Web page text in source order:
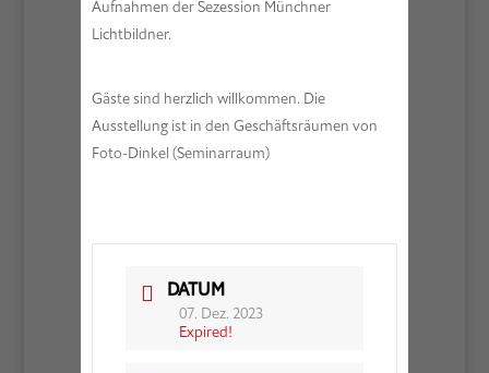
Aufnahmen der Sezession Münchner
Lichtbildner.
Gäste sind herzlich willkommen. Die
Ausstellung ist in den Geschäftsräumen von
Foto-Dinkel (Seminarraum)
DATUM
07. Dez. 2023
Expired!